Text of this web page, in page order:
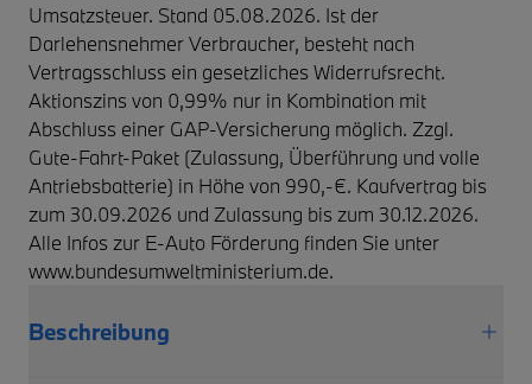
Umsatzsteuer. Stand 05.08.2026. Ist der
Darlehensnehmer Verbraucher, besteht nach
Vertragsschluss ein gesetzliches Widerrufsrecht.
Aktionszins von 0,99% nur in Kombination mit
Abschluss einer GAP-Versicherung möglich. Zzgl.
Gute-Fahrt-Paket (Zulassung, Überführung und volle
Antriebsbatterie) in Höhe von 990,-€. Kaufvertrag bis
zum 30.09.2026 und Zulassung bis zum 30.12.2026.
Alle Infos zur E-Auto Förderung finden Sie unter
www.bundesumweltministerium.de.
Beschreibung